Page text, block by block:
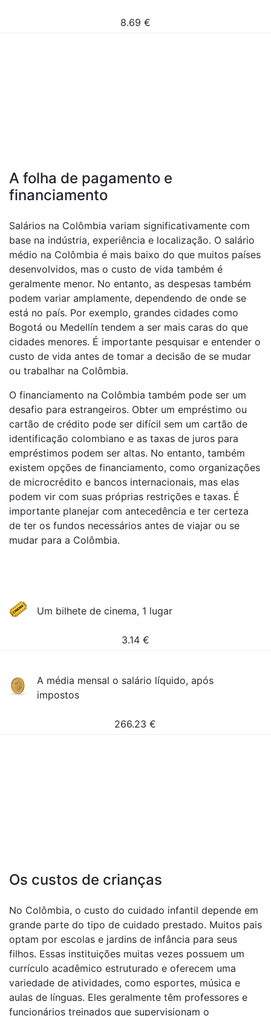
8.69 €
A folha de pagamento e
financiamento
Salários na Colômbia variam significativamente com
base na indústria, experiência e localização. O salário
médio na Colômbia é mais baixo do que muitos países
desenvolvidos, mas o custo de vida também é
geralmente menor. No entanto, as despesas também
podem variar amplamente, dependendo de onde se
está no país. Por exemplo, grandes cidades como
Bogotá ou Medellín tendem a ser mais caras do que
cidades menores. É importante pesquisar e entender o
custo de vida antes de tomar a decisão de se mudar
ou trabalhar na Colômbia.
O financiamento na Colômbia também pode ser um
desafio para estrangeiros. Obter um empréstimo ou
cartão de crédito pode ser difícil sem um cartão de
identificação colombiano e as taxas de juros para
empréstimos podem ser altas. No entanto, também
existem opções de financiamento, como organizações
de microcrédito e bancos internacionais, mas elas
podem vir com suas próprias restrições e taxas. É
importante planejar com antecedência e ter certeza
de ter os fundos necessários antes de viajar ou se
mudar para a Colômbia.
Um bilhete de cinema, 1 lugar
3.14 €
A média mensal o salário líquido, após
impostos
266.23 €
Os custos de crianças
No Colômbia, o custo do cuidado infantil depende em
grande parte do tipo de cuidado prestado. Muitos pais
optam por escolas e jardins de infância para seus
filhos. Essas instituições muitas vezes possuem um
currículo acadêmico estruturado e oferecem uma
variedade de atividades, como esportes, música e
aulas de línguas. Eles geralmente têm professores e
funcionários treinados que supervisionam o